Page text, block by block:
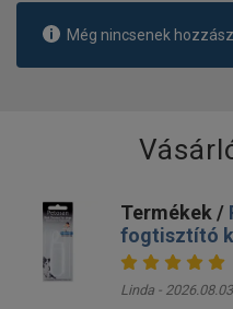
Még nincsenek
Termékek /
fogtisztító
Linda -